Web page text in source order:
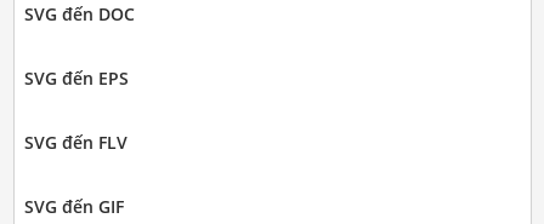
SVG đến DOC
SVG đến EPS
SVG đến FLV
SVG đến GIF